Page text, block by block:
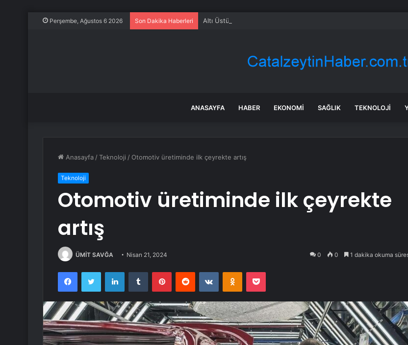
Perşembe, Ağustos 6 2026 Son Dakika Haberleri Altı Üstü İstanbul 5. Bölüm full HD tek parça izleme linki var mı,
ANASAYFA HABER EKONOMI SAĞLIK TEKNOLOJI
Anasayfa /Teknoloji / Otomotiv üretiminde ilk çeyrekte artış
Teknoloji
Otomotiv üretiminde ilk çeyrekte
artış
ÜMİT SAVĞA Nisan 21, 2024 0 0 1 dakika okuma
FacebookTwitter LinkedInTumblr PinterestReddit VKontakteOdnoklassniki
Pocket